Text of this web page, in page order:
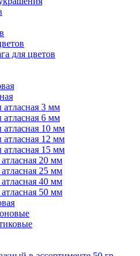
для цветов
3 мм
6 мм
10 мм
12 мм
15 мм
20 мм
25 мм
40 мм
50 мм